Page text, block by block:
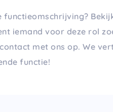
functieomschrijving?
iemand voor deze rol
met ons op. We
functie!